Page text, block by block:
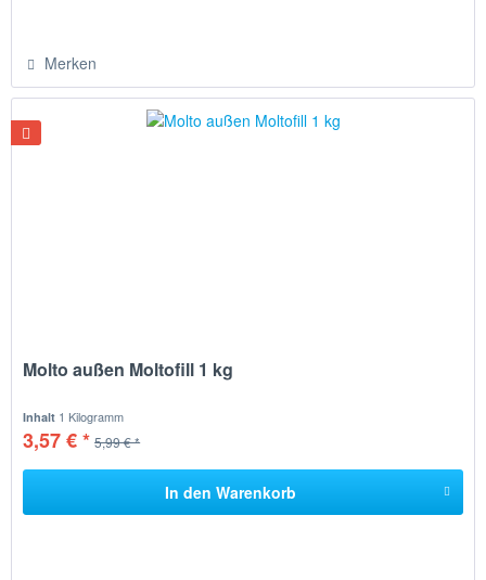
Merken
Molto außen Moltofill 1 kg
Inhalt 1 Kilogramm
3,57 € * 5,99 € *
In den Warenkorb